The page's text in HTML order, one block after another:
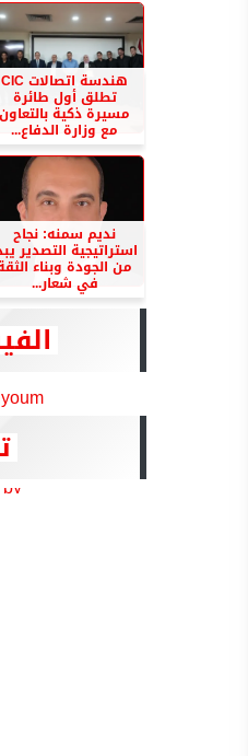
هندسة اتصالات CIC
تطلق أول طائرة
مسيرة ذكية بالتعاون
مع وزارة الدفاع...
نديم سمنه: نجاح
استراتيجية التصدير
من الجودة وبناء
في شعار...